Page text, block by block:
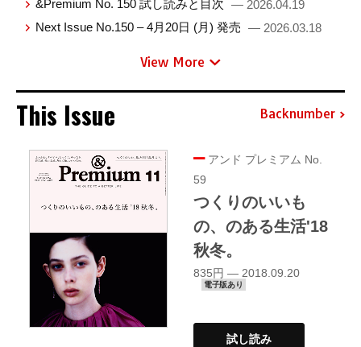
&Premium No. 150 試し読みと目次 — 2026.04.19
Next Issue No.150 – 4月20日 (月) 発売 — 2026.03.18
View More
This Issue Backnumber
アンド プレミアム No.
59
つくりのいいも
の、のある生活'18
秋冬。
835円 — 2018.09.20
電子版あり
試し読み